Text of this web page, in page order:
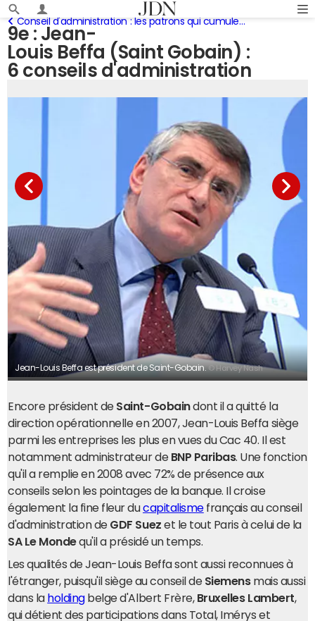
9e : Jean-
Louis Beffa (Saint Gobain) :
6 conseils d'administration
Conseil d'administration : les patrons qui cumulent les sièges
Jean-Louis Beffa est président de Saint-Gobain.© Harvey Nash
Encore président de Saint-Gobaindont il a quitté la
direction opérationnelle en 2007, Jean-Louis Beffa siège
parmi les entreprises les plus en vues du Cac 40. Il est
notamment administrateur de BNP Paribas. Une fonction
qu'il a remplie en 2008 avec 72% de présence aux
conseils selon les pointages de la banque. Il croise
également la fine fleur ducapitalismefrançais au conseil
d'administration de GDF Suez et le tout Paris à celui de la
SA Le Monde qu'il a présidé un temps.
Les qualités de Jean-Louis Beffa sont aussi reconnues à
l'étranger, puisqu'il siège au conseil de Siemensmais aussi
dans la holdingbelge d'Albert Frère, Bruxelles Lambert,
qui détient des participations dans Total, Imérys et